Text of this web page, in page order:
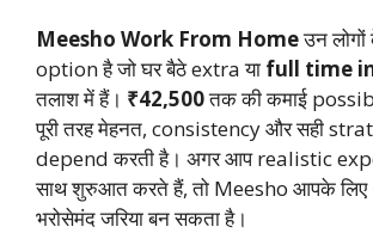
Meesho Work From Homeउन
option है जो घर बैठे extra या full time
तलाश में हैं। ₹42,500तक की कमाई
पूरी तरह मेहनत, consistency और सही
depend करती है। अगर आप realistic
साथ शुरुआत करते हैं, तो Meesho आपके
भरोसेमंद जरिया बन सकता है।